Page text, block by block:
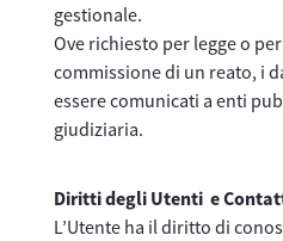
gestionale.
Ove richiesto per legge o
commissione di un reato, i
essere comunicati a enti
giudiziaria.
Diritti degli Utenti e
L’Utente ha il diritto di